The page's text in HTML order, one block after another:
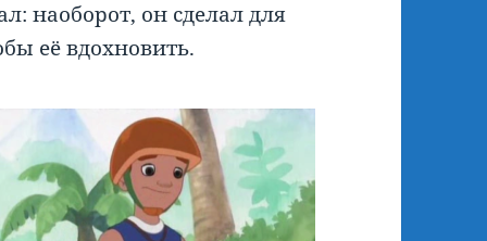
наоборот, он сделал для
её вдохновить.